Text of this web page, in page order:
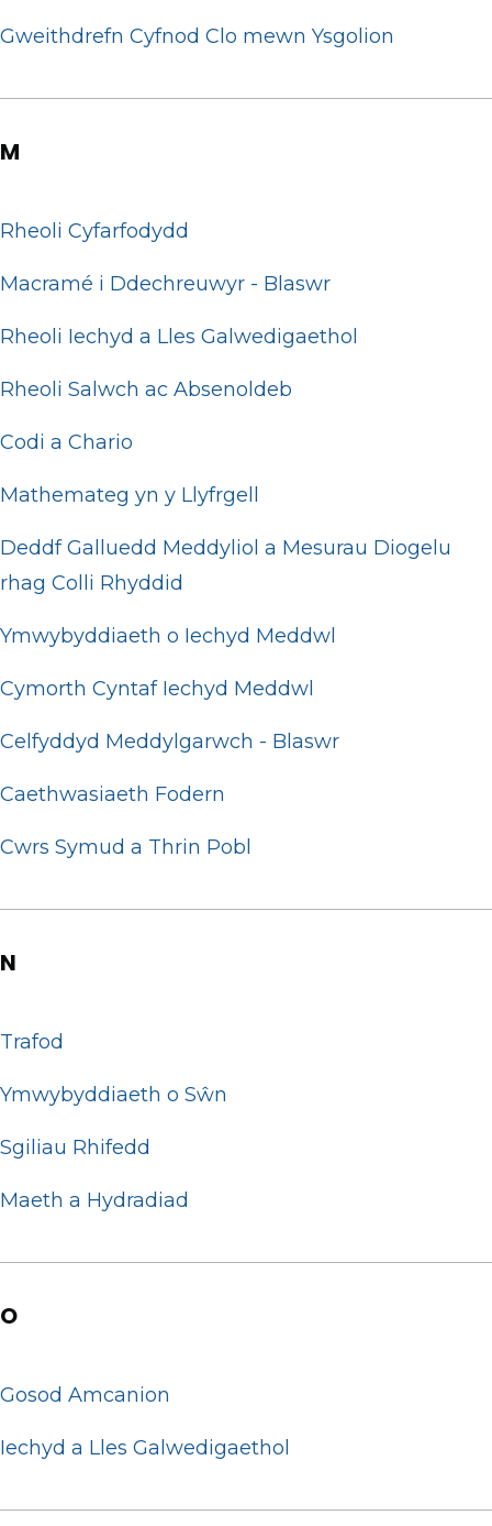
Gweithdrefn Cyfnod Clo mewn Ysgolion
M
Rheoli Cyfarfodydd
Macramé i Ddechreuwyr - Blaswr
Rheoli Iechyd a Lles Galwedigaethol
Rheoli Salwch ac Absenoldeb
Codi a Chario
Mathemateg yn y Llyfrgell
Deddf Galluedd Meddyliol a Mesurau Diogelu
rhag Colli Rhyddid
Ymwybyddiaeth o Iechyd Meddwl
Cymorth Cyntaf Iechyd Meddwl
Celfyddyd Meddylgarwch - Blaswr
Caethwasiaeth Fodern
Cwrs Symud a Thrin Pobl
N
Trafod
Ymwybyddiaeth o Sŵn
Sgiliau Rhifedd
Maeth a Hydradiad
O
Gosod Amcanion
Iechyd a Lles Galwedigaethol